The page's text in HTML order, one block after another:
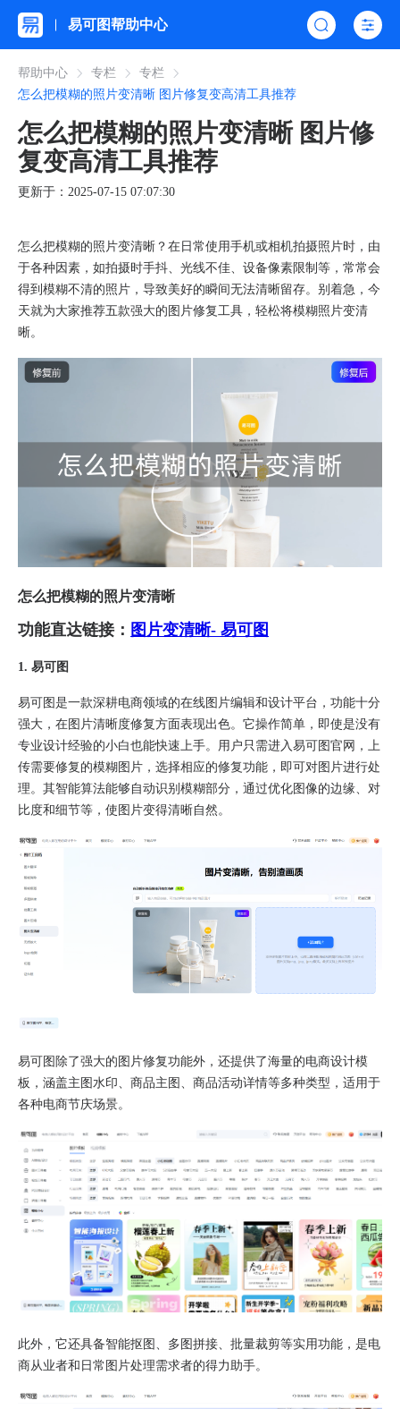
易可图帮助中心
帮助中心 专栏
专栏
怎么把模糊的照片变清晰 图片修复变高清工具推荐
怎么把模糊的照片变清晰 图片修
复变高清工具推荐
更新于：2025-07-15 07:07:30
怎么把模糊的照片变清晰？在日常使用手机或相机拍摄照片时，由
于各种因素，如拍摄时手抖、光线不佳、设备像素限制等，常常会
得到模糊不清的照片，导致美好的瞬间无法清晰留存。别着急，今
天就为大家推荐五款强大的图片修复工具，轻松将模糊照片变清
晰。
怎么把模糊的照片变清晰
功能直达链接： 图片变清晰- 易可图
1. 易可图​
易可图是一款深耕电商领域的在线图片编辑和设计平台，功能十分
强大，在图片清晰度修复方面表现出色。它操作简单，即使是没有
专业设计经验的小白也能快速上手。用户只需进入易可图官网，上
传需要修复的模糊图片，选择相应的修复功能，即可对图片进行处
理。其智能算法能够自动识别模糊部分，通过优化图像的边缘、对
比度和细节等，使图片变得清晰自然。​
易可图除了强大的图片修复功能外，还提供了海量的电商设计模
板，涵盖主图水印、商品主图、商品活动详情等多种类型，适用于
各种电商节庆场景。
此外，它还具备智能抠图、多图拼接、批量裁剪等实用功能，是电
商从业者和日常图片处理需求者的得力助手。